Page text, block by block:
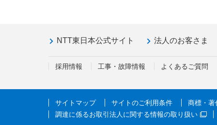
NTT東日本公式サイト 法人のお客さま
採用情報 工事・故障情報 よくあるご質問
サイトマップ サイトのご利用条件
商標・著
調達に係るお取引法人に関する情報の取り扱い